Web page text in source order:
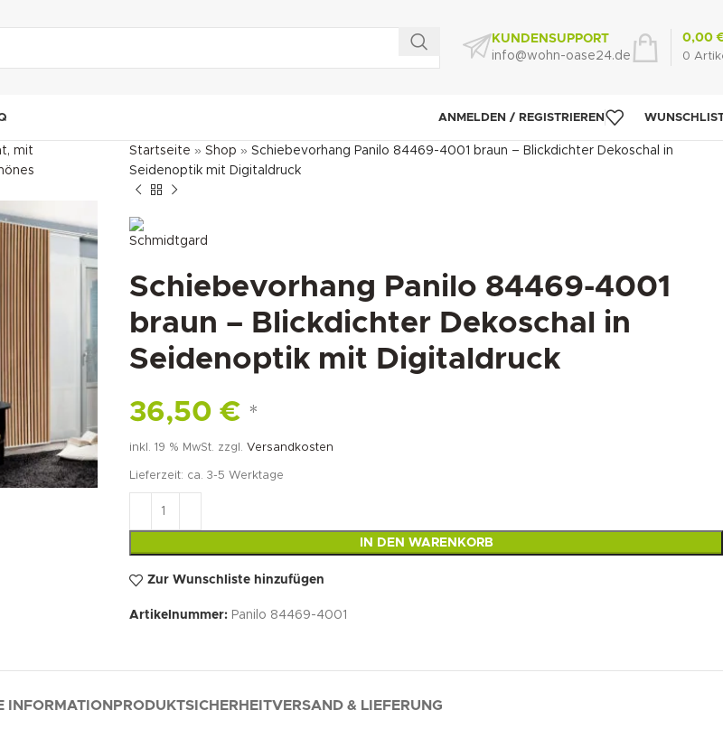
KUNDENSUPPORT
info@wohn-oase24.de
0
0,00
ANMELDEN / REGISTRIEREN
Startseite » Shop » Schiebevorhang Panilo 84469-4001 braun – Blickdichter Dekoschal in
Seidenoptik mit Digitaldruck
Schiebevorhang Panilo 84469-4001
braun – Blickdichter Dekoschal in
Seidenoptik mit Digitaldruck
36,50€ *
inkl. 19 % MwSt. zzgl. Versandkosten
Lieferzeit: ca. 3-5 Werktage
IN DEN WARENKORB
Zur Wunschliste hinzufügen
Artikelnummer: Panilo 84469-4001
INFORMATION PRODUKTSICHERHEITVERSAND & LIEFERUNG